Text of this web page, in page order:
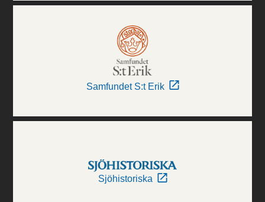
Samfundet S:t Erik
Sjöhistoriska